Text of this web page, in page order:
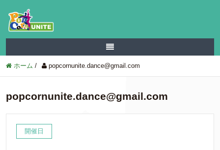
ホーム / popcornunite.dance@gmail.com
popcornunite.dance@gmail.com
開催日